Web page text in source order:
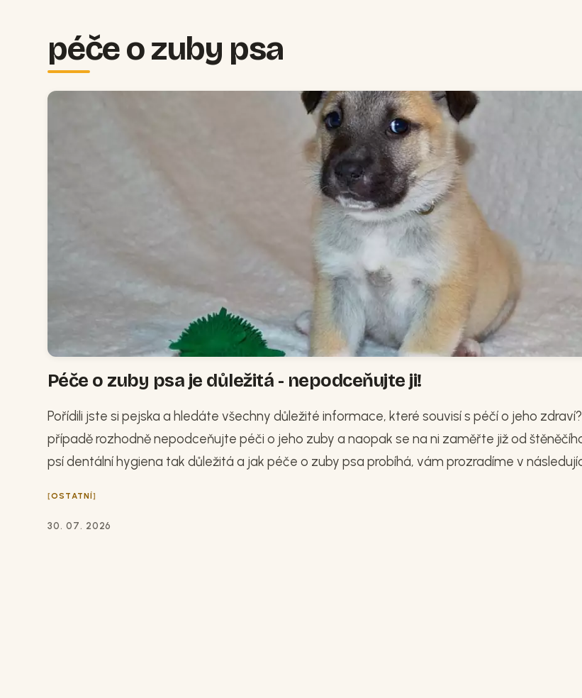
péče o zuby psa
Péče o zuby psa je důležitá - nepodceňujte ji!
Pořídili jste si pejska a hledáte všechny důležité informace, které souvisí s péčí o jeho
případě rozhodně nepodceňujte péči o jeho zuby a naopak se na ni zaměřte již od
psí dentální hygiena tak důležitá a jak péče o zuby psa probíhá, vám prozradíme v
OSTATNÍ
30. 07. 2026